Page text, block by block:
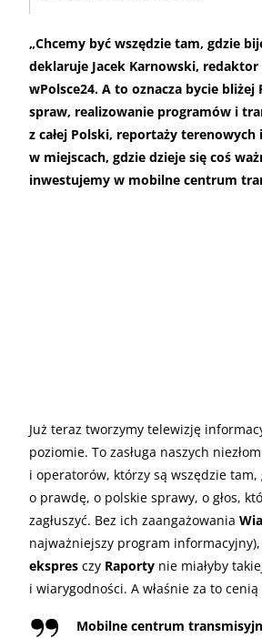
„Chcemy być wszędzie tam, gdzie
deklaruje Jacek Karnowski,
wPolsce24. A to oznacza bycie bliżej
spraw, realizowanie programów i
z całej Polski, reportaży
w miejscach, gdzie dzieje się coś
inwestujemy w mobilne centrum
Już teraz tworzymy telewizję
poziomie. To zasługa naszych
i operatorów, którzy są wszędzie tam,
o prawdę, o polskie sprawy, o głos,
zagłuszyć. Bez ich zaangażowania
najważniejszy program
ekspres czy Raporty nie miałyby
i wiarygodności. A właśnie za to
Mobilne centrum